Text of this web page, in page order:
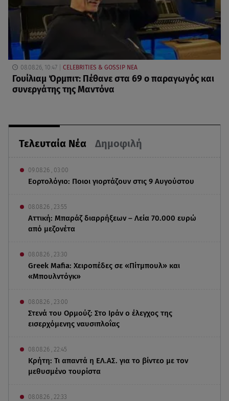
Τελευταία Νέα Δημοφιλή
09.08.26 , 03:00
Εορτολόγιο: Ποιοι γιορτάζουν στις 9 Αυγούστου
08.08.26 , 23:55
Αττική: Μπαράζ διαρρήξεων – Λεία 70.000 ευρώ
από μεζονέτα
08.08.26 , 23:30
Greek Mafia: Χειροπέδες σε «Πίτμπουλ» και
«Μπουλντόγκ»
08.08.26 , 23:00
Στενά του Ορμούζ: Στο Ιράν ο έλεγχος της
εισερχόμενης ναυσιπλοΐας
08.08.26 , 22:45
Κρήτη: Τι απαντά η ΕΛ.ΑΣ. για το βίντεο με τον
μεθυσμένο τουρίστα
08.08.26 , 22:33
08.08.26, 10:47 CELEBRITIES & GOSSIP ΝΕΑ
Γουίλιαμ Όρμπιτ: Πέθανε στα 69 ο παραγωγός και
συνεργάτης της Μαντόνα